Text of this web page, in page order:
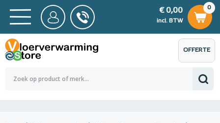
BTW
0,00
0
€ 0,00
incl. BTW
€ 0,00
OFFERTE
AANVRAGEN